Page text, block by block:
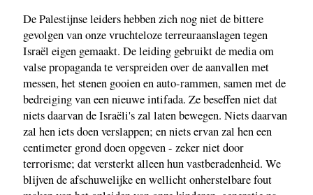
De Palestijnse leiders hebben zich nog niet de bittere
gevolgen van onze vruchteloze terreuraanslagen tegen
Israël eigen gemaakt. De leiding gebruikt de media om
valse propaganda te verspreiden over de aanvallen met
messen, het stenen gooien en auto-rammen, samen met de
bedreiging van een nieuwe intifada. Ze beseffen niet dat
niets daarvan de Israëli's zal laten bewegen. Niets daarvan
zal hen iets doen verslappen; en niets ervan zal hen een
centimeter grond doen opgeven - zeker niet door
terrorisme; dat versterkt alleen hun vastberadenheid. We
blijven de afschuwelijke en wellicht onherstelbare fout